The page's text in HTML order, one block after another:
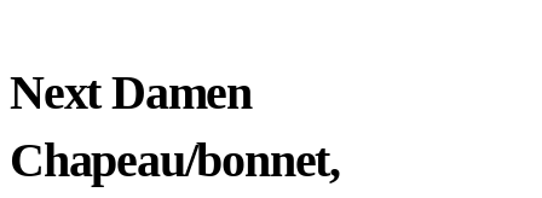
Next Damen
Chapeau/bonnet,